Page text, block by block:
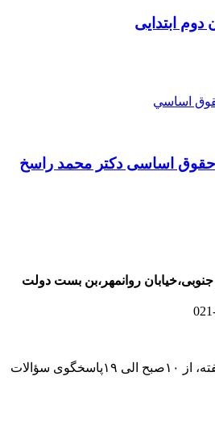
ابتدایی
حقوق اساسی دكتر محمد راسخ
روانمهر،بن بست دولت
ما در حقوق یار هر ۷ روز هفته، از ۱۰صبح الی ۱۹پاسخگوی سؤالات